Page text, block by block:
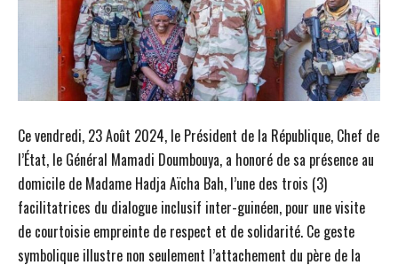
Ce vendredi, 23 Août 2024, le Président de la République, Chef de
l’État, le Général Mamadi Doumbouya, a honoré de sa présence au
domicile de Madame Hadja Aïcha Bah, l’une des trois (3)
facilitatrices du dialogue inclusif inter-guinéen, pour une visite
de courtoisie empreinte de respect et de solidarité. Ce geste
symbolique illustre non seulement l’attachement du père de la